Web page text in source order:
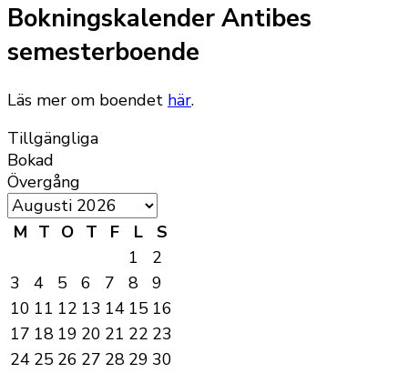
Bokningskalender Antibes
semesterboende
Läs mer om boendet här.
Tillgängliga
Bokad
Övergång
M T O T F L
S
1
2
3
4 5 6 7 8
9
10 11 12 13 14 15 16
17 18 19 20 21 22 23
24 25 26 27 28 29 30